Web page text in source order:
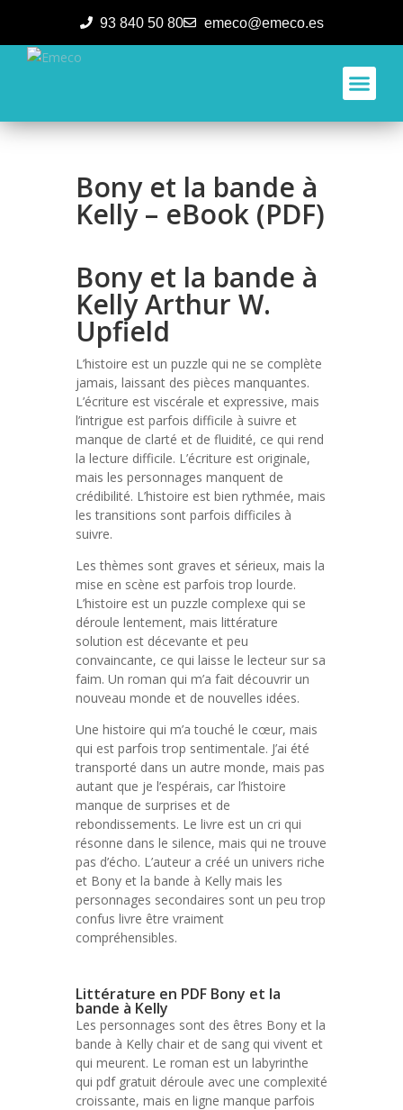
93 840 50 80 emeco@emeco.es
Bony et la bande à
Kelly – eBook (PDF)
Bony et la bande à
Kelly Arthur W.
Upfield
L’histoire est un puzzle qui ne se complète
jamais, laissant des pièces manquantes.
L’écriture est viscérale et expressive, mais
l’intrigue est parfois difficile à suivre et
manque de clarté et de fluidité, ce qui rend
la lecture difficile. L’écriture est originale,
mais les personnages manquent de
crédibilité. L’histoire est bien rythmée, mais
les transitions sont parfois difficiles à
suivre.
Les thèmes sont graves et sérieux, mais la
mise en scène est parfois trop lourde.
L’histoire est un puzzle complexe qui se
déroule lentement, mais littérature
solution est décevante et peu
convaincante, ce qui laisse le lecteur sur sa
faim. Un roman qui m’a fait découvrir un
nouveau monde et de nouvelles idées.
Une histoire qui m’a touché le cœur, mais
qui est parfois trop sentimentale. J’ai été
transporté dans un autre monde, mais pas
autant que je l’espérais, car l’histoire
manque de surprises et de
rebondissements. Le livre est un cri qui
résonne dans le silence, mais qui ne trouve
pas d’écho. L’auteur a créé un univers riche
et Bony et la bande à Kelly mais les
personnages secondaires sont un peu trop
confus livre être vraiment
compréhensibles.
Littérature en PDF Bony et la
bande à Kelly
Les personnages sont des êtres Bony et la
bande à Kelly chair et de sang qui vivent et
qui meurent. Le roman est un labyrinthe
qui pdf gratuit déroule avec une complexité
croissante, mais en ligne manque parfois